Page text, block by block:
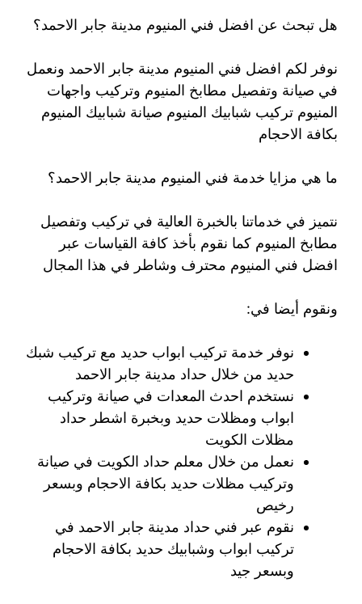
هل تبحث عن افضل فني المنيوم مدينة جابر الاحمد؟
نوفر لكم افضل فني المنيوم مدينة جابر الاحمد ونعمل
في صيانة وتفصيل مطابخ المنيوم وتركيب واجهات
المنيوم تركيب شبابيك المنيوم صيانة شبابيك المنيوم
بكافة الاحجام
ما هي مزايا خدمة فني المنيوم مدينة جابر الاحمد؟
نتميز في خدماتنا بالخبرة العالية في تركيب وتفصيل
مطابخ المنيوم كما نقوم بأخذ كافة القياسات عبر
افضل فني المنيوم محترف وشاطر في هذا المجال
ونقوم أيضا في:
نوفر خدمة تركيب ابواب حديد مع تركيب شبك
حديد من خلال حداد مدينة جابر الاحمد
نستخدم احدث المعدات في صيانة وتركيب
ابواب ومظلات حديد وبخبرة اشطر حداد
مظلات الكويت
نعمل من خلال معلم حداد الكويت في صيانة
وتركيب مظلات حديد بكافة الاحجام وبسعر
رخيص
نقوم عبر فني حداد مدينة جابر الاحمد في
تركيب ابواب وشبابيك حديد بكافة الاحجام
وبسعر جيد